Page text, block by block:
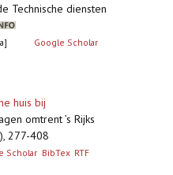
Technische diensten
Google Scholar
huis bij
omtrent ’s Rijks
277-408
Scholar BibTex RTF